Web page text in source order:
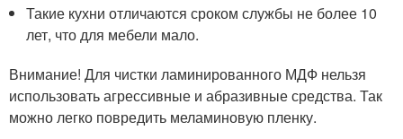
Такие кухни отличаются сроком службы не более 10
лет, что для мебели мало.
Внимание! Для чистки ламинированного МДФ нельзя
использовать агрессивные и абразивные средства. Так
можно легко повредить меламиновую пленку.